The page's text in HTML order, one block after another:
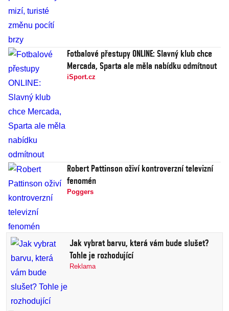
Fotbalové přestupy ONLINE: Slavný klub chce
Mercada, Sparta ale měla nabídku odmítnout
iSport.cz
Robert Pattinson oživí kontroverzní televizní
fenomén
Poggers
Jak vybrat barvu, která vám bude slušet?
Tohle je rozhodující
Reklama